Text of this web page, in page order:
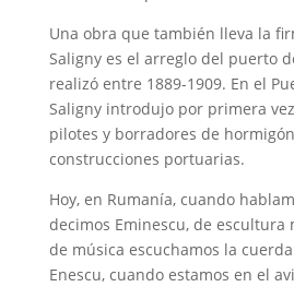
Una obra que también lleva la
Saligny es el arreglo del puerto
realizó entre 1889-1909. En el
Saligny introdujo por primera
pilotes y borradores de
construcciones portuarias.
Hoy, en Rumanía, cuando
decimos Eminescu, de escultura
de música escuchamos la
Enescu, cuando estamos en el